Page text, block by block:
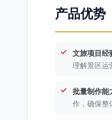
产品优势
文旅项目经
理解景区运
批量制作能
作，确保整